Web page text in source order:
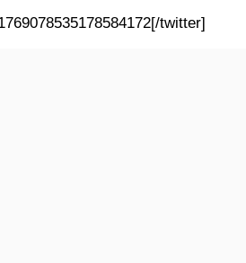
twitter]